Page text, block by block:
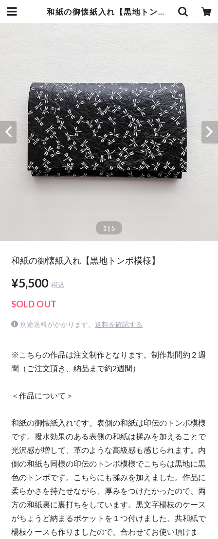
和紙の御懐紙入れ【黒地トンボ模様】 | 暮らしの中の和紙のかたち
1 | 5
和紙の御懐紙入れ【黒地トンボ模様】
¥5,500 税込
SOLD OUT
別途送料がかかります。 送料を確認する
※こちらの作品は注文制作となります。制作期間約２週
間（ご注文頂き、納品まで約2週間）
＜作品について＞
和紙の御懐紙入れです。表側の和紙は印伝のトンボ模様
です。撥水効果のある表側の和紙は揉みを加えることで
光沢感が増して、革のような高級感も感じられます。内
側の和紙も同様の印伝のトンボ模様でこちらは黒地に黒
色のトンボです。こちらにも揉みを加えました。作品に
柔らかさを持たせながら、厚みをつけたかったので、両
方の和紙裏に裏打ちをしています。黒文字楊枝のケース
がちょうど納まるポケットを１つ付けました。共和紙で
楊枝ケースも作りましたので、合わせてお使い頂けま